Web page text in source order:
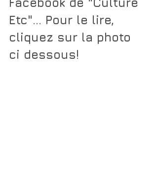
Etc"... Pour le lire,
cliquez sur la photo
ci dessous!